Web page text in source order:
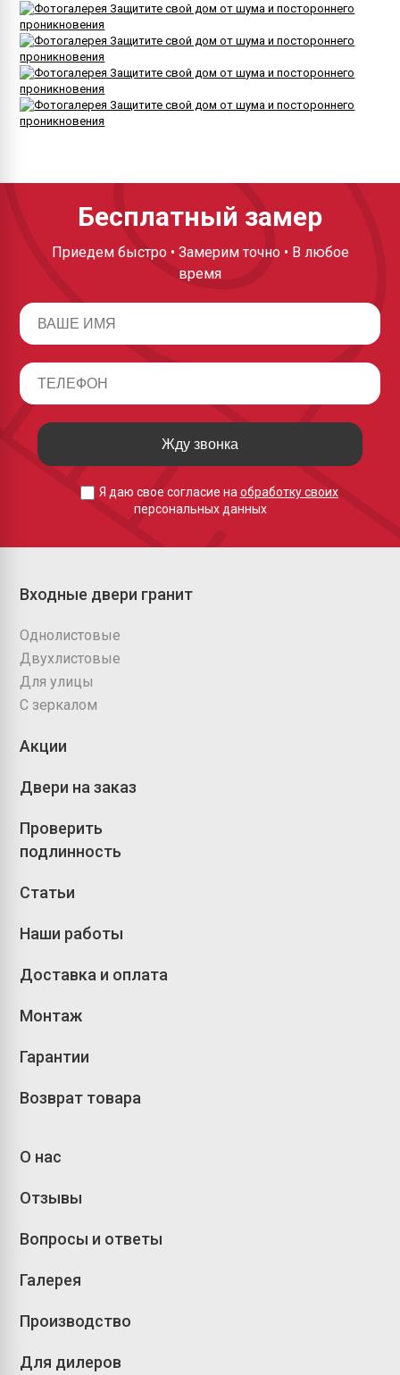
Бесплатный замер
Приедем быстро • Замерим точно • В любое
время
Жду звонка
Я даю свое согласие на обработку своих
персональных данных
Входные двери гранит
Однолистовые
Двухлистовые
Для улицы
С зеркалом
Акции
Двери на заказ
Проверить
подлинность
Статьи
Наши работы
Доставка и оплата
Монтаж
Гарантии
Возврат товара
О нас
Отзывы
Вопросы и ответы
Галерея
Производство
Для дилеров